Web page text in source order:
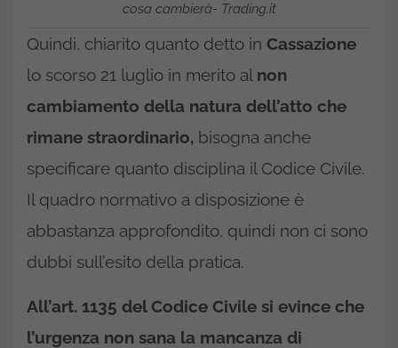
cosa cambierà- Trading.it
Quindi, chiarito quanto detto in Cassazione
lo scorso 21 luglio in merito al non
cambiamento della natura dell’atto che
rimane straordinario, bisogna anche
specificare quanto disciplina il Codice Civile.
Il quadro normativo a disposizione è
abbastanza approfondito, quindi non ci sono
dubbi sull’esito della pratica.
All’art. 1135 del Codice Civile si evince che
l’urgenza non sana la mancanza di